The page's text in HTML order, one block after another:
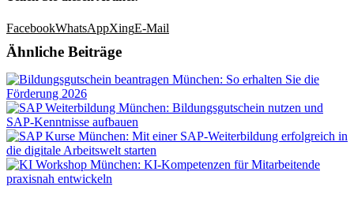
FacebookWhatsAppXingE-Mail
Ähnliche Beiträge